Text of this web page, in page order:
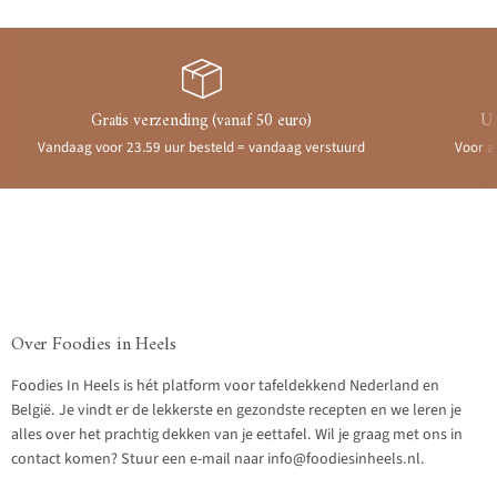
Gratis verzending (vanaf 50 euro)
Vandaag voor 23.59 uur besteld = vandaag verstuurd Voor
Over Foodies in Heels
Foodies In Heels is hét platform voor tafeldekkend Nederland en
België. Je vindt er de lekkerste en gezondste recepten en we leren je
alles over het prachtig dekken van je eettafel. Wil je graag met ons in
contact komen? Stuur een e-mail naar info@foodiesinheels.nl.